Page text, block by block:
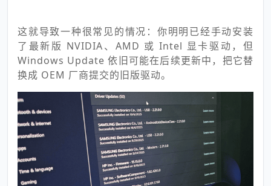
这就导致一种很常见的情况：你明明已经手动安装
了最新版 NVIDIA、AMD 或 Intel 显卡驱动，但
Windows Update 依旧可能在后续更新中，把它替
换成 OEM 厂商提交的旧版驱动。